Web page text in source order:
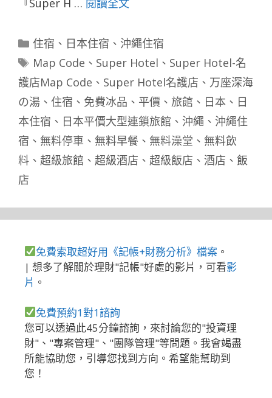
分
類
住宿 、 日本住宿 、 沖繩住宿
標
籤
Map Code 、 Super Hotel 、 Super Hotel-名
護店Map Code 、 Super Hotel名護店 、 万座深海
の湯 、 住宿 、 免費冰品 、 平價 、 旅館 、 日本 、 日
本住宿 、 日本平價大型連鎖旅館 、 沖繩 、 沖繩住
宿 、 無料停車 、 無料早餐 、 無料澡堂 、 無料飲
料 、 超級旅館 、 超級酒店 、 超級飯店 、 酒店 、 飯
店
免費索取超好用《記帳+財務分析》檔案 。
| 想多了解關於理財"記帳"好處的影片，可看影
片 。
免費預約1對1諮詢
您可以透過此45分鐘諮詢，來討論您的"投資理
財"、"專案管理"、"團隊管理"等問題。我會竭盡
所能協助您，引導您找到方向。希望能幫助到
您！